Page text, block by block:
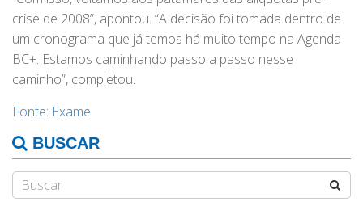
crise de 2008”, apontou. “A decisão foi tomada dentro de
um cronograma que já temos há muito tempo na Agenda
BC+. Estamos caminhando passo a passo nesse
caminho”, completou.
Fonte: Exame
BUSCAR